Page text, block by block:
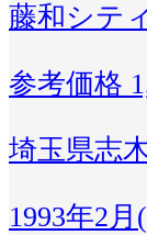
藤和シテ
参考価格
埼玉県志
1993年2